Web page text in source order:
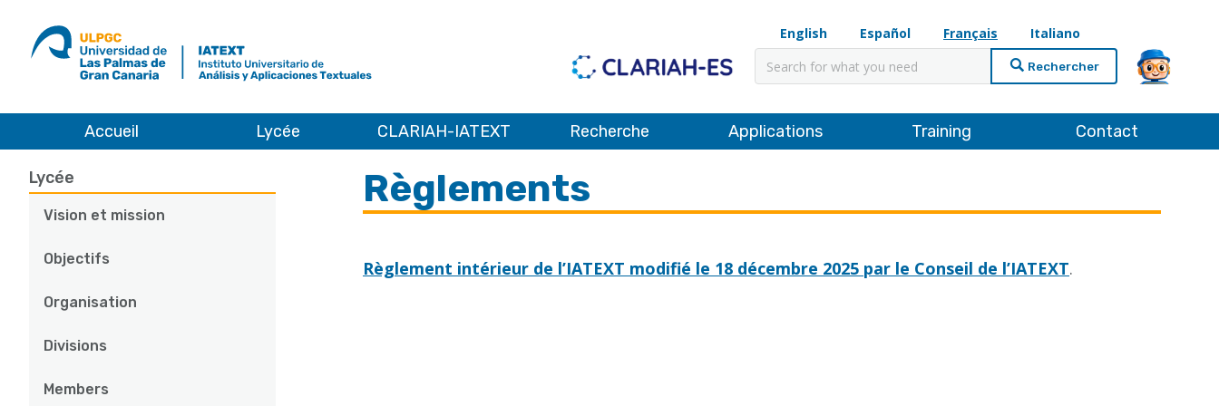
ULPGC
al
inicio
IATEXT
English Español Français
Italiano
Rechercher
Accueil Lycée CLARIAH-IATEXT Recherche Applications Training Contact
Règlements
Main
navigation
Lycée
Vision et mission
Objectifs
Organisation
Divisions
Members
Règlements
Règlement intérieur de l’IATEXT modifié le 18 décembre 2025 par le Conseil de l’IATEXT.